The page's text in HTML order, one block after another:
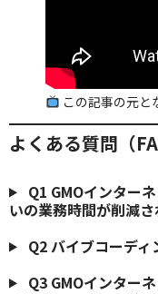
この記事の元と
よくある質問（
Q1 GMOインター
いの業務時間が削減
Q2 バイブコーディ
Q3 GMOインター